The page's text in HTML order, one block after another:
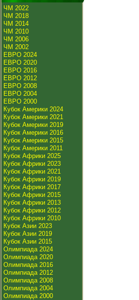
ЧМ 2022
ЧМ 2018
ЧМ 2014
ЧМ 2010
ЧМ 2006
ЧМ 2002
ЕВРО 2024
ЕВРО 2020
ЕВРО 2016
ЕВРО 2012
ЕВРО 2008
ЕВРО 2004
ЕВРО 2000
Кубок Америки 2024
Кубок Америки 2021
Кубок Америки 2019
Кубок Америки 2016
Кубок Америки 2015
Кубок Америки 2011
Кубок Африки 2025
Кубок Африки 2023
Кубок Африки 2021
Кубок Африки 2019
Кубок Африки 2017
Кубок Африки 2015
Кубок Африки 2013
Кубок Африки 2012
Кубок Африки 2010
Кубок Азии 2023
Кубок Азии 2019
Кубок Азии 2015
Олимпиада 2024
Олимпиада 2020
Олимпиада 2016
Олимпиада 2012
Олимпиада 2008
Олимпиада 2004
Олимпиада 2000